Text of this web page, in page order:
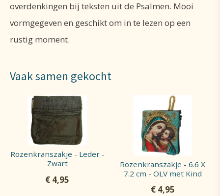
overdenkingen bij teksten uit de Psalmen. Mooi
vormgegeven en geschikt om in te lezen op een
rustig moment.
Vaak samen gekocht
Rozenkranszakje - Leder -
Zwart
€ 4,95
Rozenkranszakje - 6.6 X
7.2 cm - OLV met Kind
€4,95